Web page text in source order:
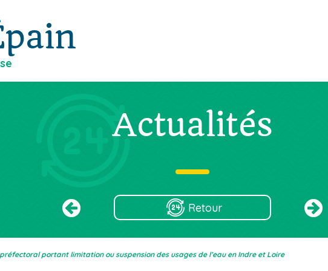
Actualités
Retour
portant limitation ou suspension des usages de l’eau en Indre et Loire